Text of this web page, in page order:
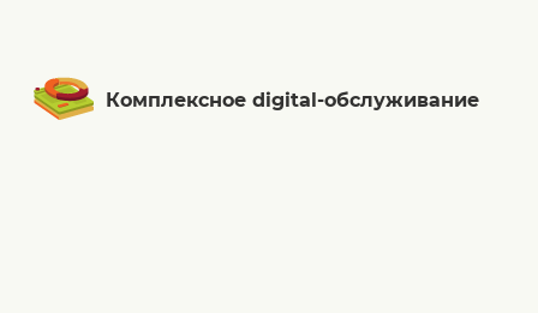
Комплексное digital-обслуживание